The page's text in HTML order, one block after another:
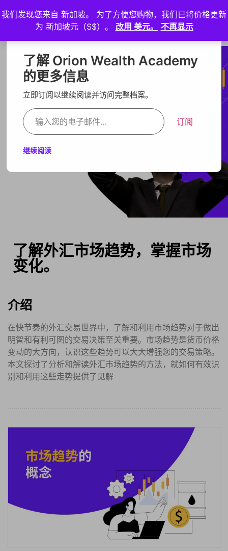
登
了解外汇市场趋势，掌握市场
变化。
介绍
在快节奏的外汇交易世界中，了解和利用市场趋势对于做出
明智和有利可图的交易决策至关重要。市场趋势是货币价格
变动的大方向，认识这些趋势可以大大增强您的交易策略。
本文探讨了分析和解读外汇市场趋势的方法，就如何有效识
别和利用这些走势提供了见解
了解 Orion Wealth Academy
的更多信息
立即订阅以继续阅读并访问完整档案。
订阅
继续阅读
我们发现您来自 新加坡。 为了方便您购物，我们已将价格更新
为 新加坡元（S$）。 改用 美元。 不再显示